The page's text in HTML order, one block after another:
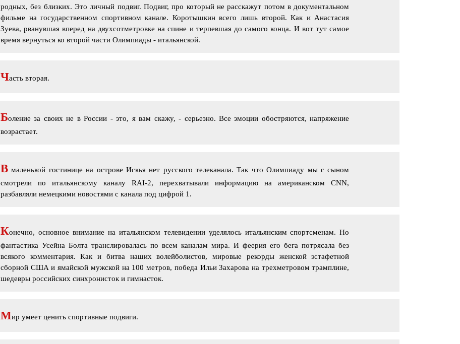
родных, без близких. Это личный подвиг. Подвиг, про который не расскажут потом в документальном
фильме на государственном спортивном канале. Коротышкин всего лишь второй. Как и Анастасия
Зуева, рванувшая вперед на двухсотметровке на спине и терпевшая до самого конца. И вот тут самое
время вернуться ко второй части Олимпиады - итальянской.
Часть вторая.
Боление за своих не в России - это, я вам скажу, - серьезно. Все эмоции обостряются, напряжение
возрастает.
В маленькой гостинице на острове Искья нет русского телеканала. Так что Олимпиаду мы с сыном
смотрели по итальянскому каналу RAI-2, перехватывали информацию на американском CNN,
разбавляли немецкими новостями с канала под цифрой 1.
Конечно, основное внимание на итальянском телевидении уделялось итальянским спортсменам. Но
фантастика Усейна Болта транслировалась по всем каналам мира. И феерия его бега потрясала без
всякого комментария. Как и битва наших волейболистов, мировые рекорды женской эстафетной
сборной США и ямайской мужской на 100 метров, победа Ильи Захарова на трехметровом трамплине,
шедевры российских синхронисток и гимнасток.
Мир умеет ценить спортивные подвиги.